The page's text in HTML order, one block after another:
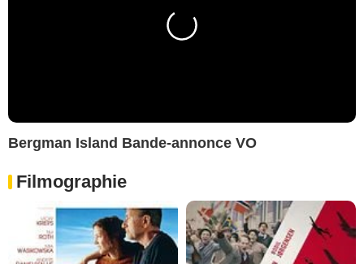
Bergman Island Bande-annonce VO
Filmographie